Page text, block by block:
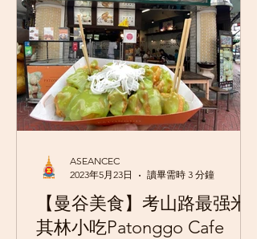
【曼谷美食】考山路最强米
其林小吃Patonggo Cafe
ASEANCEC
2023年5月23日
讀畢需時 3 分鐘